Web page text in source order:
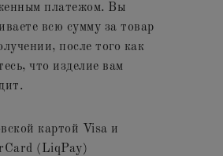
платежом. Вы
всю сумму за товар
после того как
что изделие вам
картой Visa и
(LiqPay)